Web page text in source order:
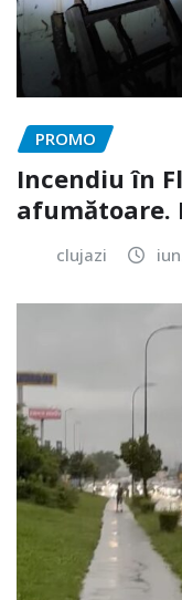
PROMO
Incendiu în
afumătoare.
clujazi